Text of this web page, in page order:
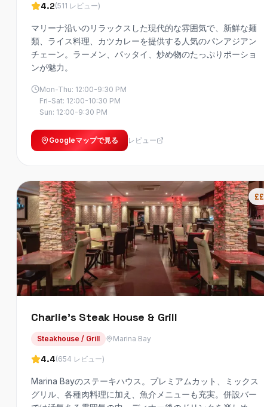
4.2(511 レビュー)
マリーナ沿いのリラックスした現代的な雰囲気で、新鮮な麺
類、ライス料理、カツカレーを提供する人気のパンアジアン
チェーン。ラーメン、パッタイ、炒め物のたっぷりポーショ
ンが魅力。
Mon-Thu: 12:00-9:30 PM
Fri-Sat: 12:00-10:30 PM
Sun: 12:00-9:30 PM
Googleマップで見る レビュー
££
Charlie's Steak House & Grill
Steakhouse / Grill Marina Bay
4.4(654 レビュー)
Marina Bayのステーキハウス。プレミアムカット、ミックス
グリル、各種肉料理に加え、魚介メニューも充実。併設バー